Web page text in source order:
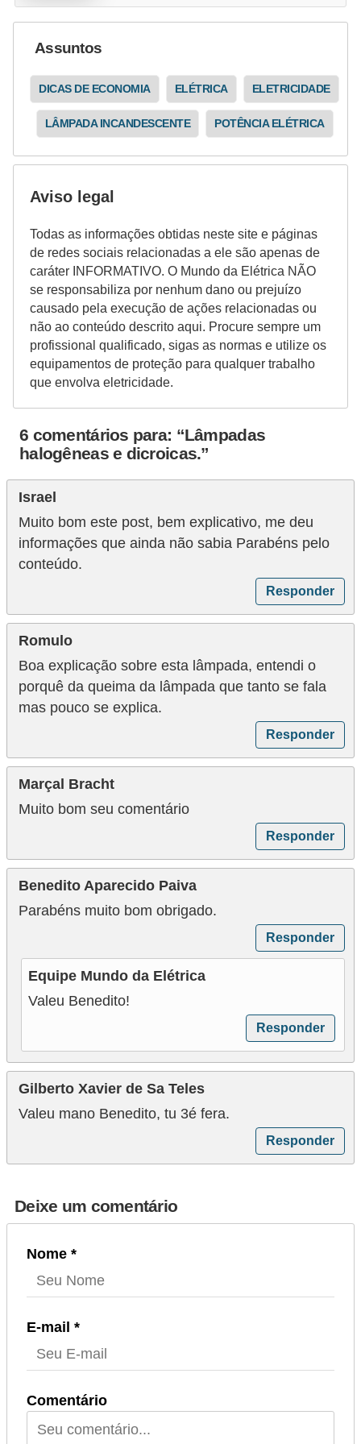
Assuntos
DICAS DE ECONOMIA ELÉTRICA ELETRICIDADE
LÂMPADA INCANDESCENTE POTÊNCIA ELÉTRICA
Aviso legal
Todas as informações obtidas neste site e páginas
de redes sociais relacionadas a ele são apenas de
caráter INFORMATIVO. O Mundo da Elétrica NÃO
se responsabiliza por nenhum dano ou prejuízo
causado pela execução de ações relacionadas ou
não ao conteúdo descrito aqui. Procure sempre um
profissional qualificado, sigas as normas e utilize os
equipamentos de proteção para qualquer trabalho
que envolva eletricidade.
6 comentários para: “Lâmpadas
halogêneas e dicroicas.”
Israel
Muito bom este post, bem explicativo, me deu
informações que ainda não sabia Parabéns pelo
conteúdo.
Responder
Romulo
Boa explicação sobre esta lâmpada, entendi o
porquê da queima da lâmpada que tanto se fala
mas pouco se explica.
Responder
Marçal Bracht
Muito bom seu comentário
Responder
Benedito Aparecido Paiva
Parabéns muito bom obrigado.
Responder
Equipe Mundo da Elétrica
Valeu Benedito!
Responder
Gilberto Xavier de Sa Teles
Valeu mano Benedito, tu 3é fera.
Responder
Deixe um comentário
Nome *
E-mail *
Comentário
e
s
i
d
c
i
l
I
n
s
t
r
u
e
t
o
s
d
m
e
d
i
ç
o
P
r
j
e
t
s
e
e
q
u
e
e
l
é
r
i
c
o
s
S